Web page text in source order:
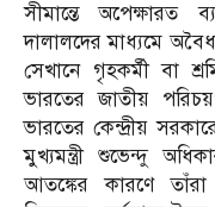
সীমান্তে অপেক্ষারত
দালালদের মাধ্যমে
সেখানে গৃহকর্মী বা
ভারতের জাতীয়
ভারতের কেন্দ্রীয়
মুখ্যমন্ত্রী শুভেন্দু
আতঙ্কের কারণে